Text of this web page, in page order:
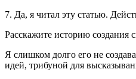
7. Да, я читал эту статью.
Расскажите историю создания
Я слишком долго его не
идей, трибуной для